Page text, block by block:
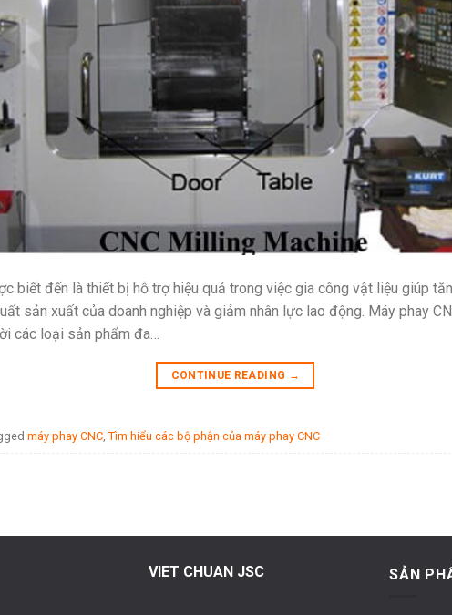
biết đến là thiết bị hỗ trợ hiệu quả trong việc gia công vật liệu giúp
sản xuất của doanh nghiệp và giảm nhân lực lao động. Máy phay
các loại sản phẩm đa…
CONTINUE READING →
máy phay CNC Tìm hiểu các bộ phận của máy phay CNC
VIET CHUAN JSC SẢN